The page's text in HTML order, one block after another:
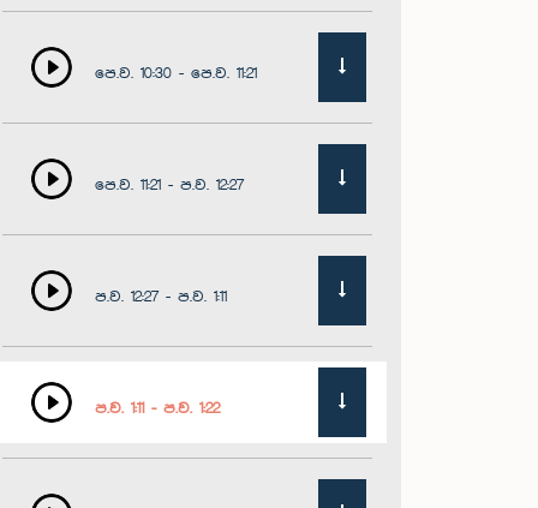
පෙ.ව. 10:30 - පෙ.ව. 11:21
පෙ.ව. 11:21 - ප.ව. 12:27
ප.ව. 12:27 - ප.ව. 1:11
ප.ව. 1:11 - ප.ව. 1:22